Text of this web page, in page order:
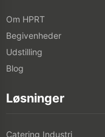
Om HPRT
Begivenheder
Udstilling
Blog
Løsninger
Catering Industri